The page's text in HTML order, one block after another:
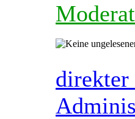
direkter